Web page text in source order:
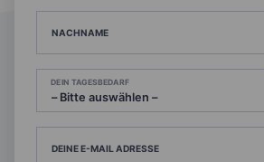
NACHNAME
DEIN TAGESBEDARF
DEINE E-MAIL ADRESSE